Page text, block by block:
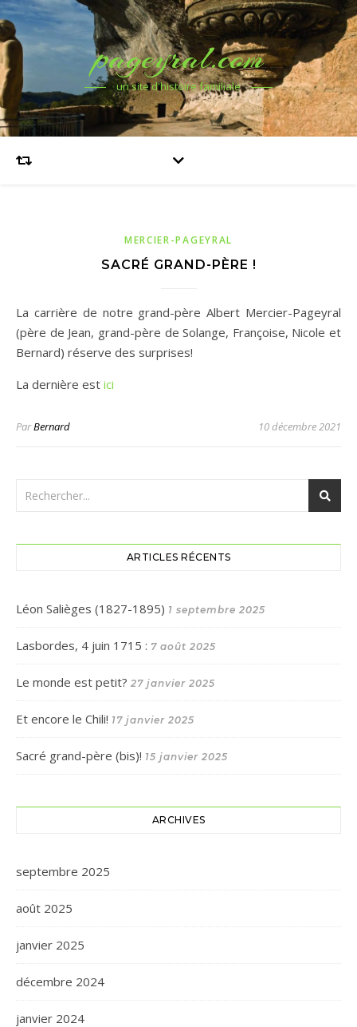
pageyral.com
un site d'histoire familiale
MERCIER-PAGEYRAL
SACRÉ GRAND-PÈRE !
La carrière de notre grand-père Albert Mercier-Pageyral
(père de Jean, grand-père de Solange, Françoise, Nicole et
Bernard) réserve des surprises!
La dernière est ici
ParBernard 10 décembre 2021
ARTICLES RÉCENTS
Léon Salièges (1827-1895) 1 septembre 2025
Lasbordes, 4 juin 1715 : 7 août 2025
Le monde est petit? 27 janvier 2025
Et encore le Chili! 17 janvier 2025
Sacré grand-père (bis)! 15 janvier 2025
ARCHIVES
septembre 2025
août 2025
janvier 2025
décembre 2024
janvier 2024